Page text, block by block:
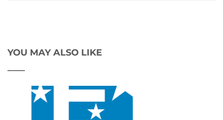
YOU MAY ALSO LIKE